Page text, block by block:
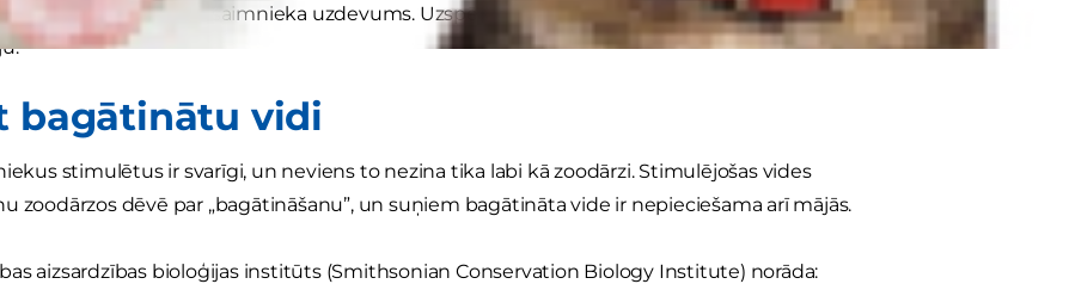
suni ir katra kārtīga saimnieka uzdevums. Uzspēlējot kādu rotaļu, jūs palīdzēsiet sunim
bagātinātu vidi
stimulētus ir svarīgi, un neviens to nezina tika labi kā zoodārzi. Stimulējošas vides
zoodārzos dēvē par „bagātināšanu”, un suņiem bagātināta vide ir nepieciešama arī mājās.
aizsardzības bioloģijas institūts (Smithsonian Conservation Biology Institute) norāda: